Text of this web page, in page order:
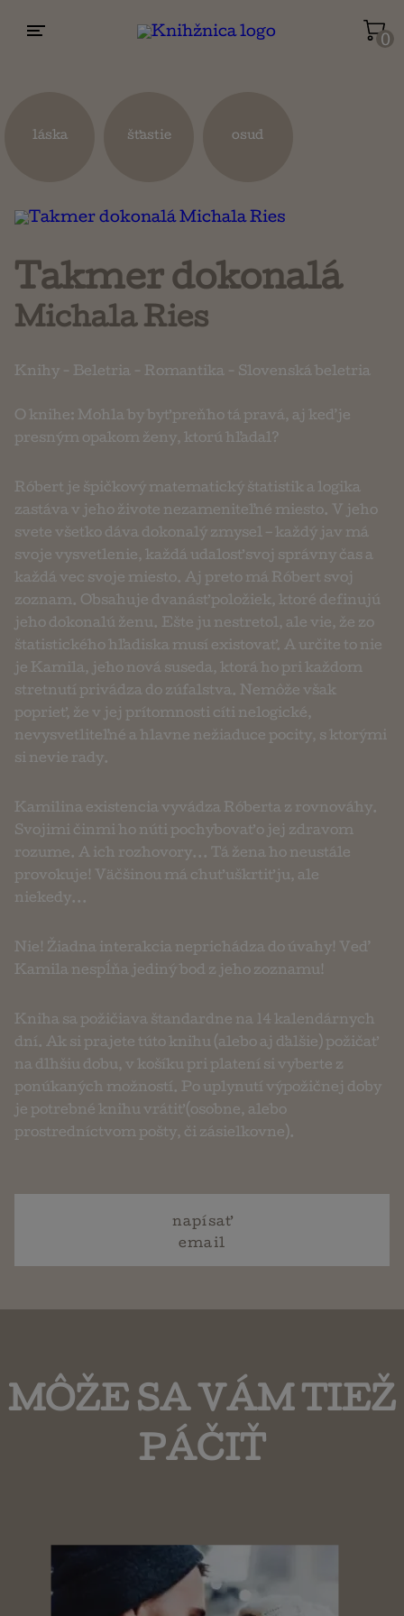
0
láska šťastie osud
Takmer dokonalá
Michala Ries
Knihy - Beletria - Romantika - Slovenská beletria
O knihe: Mohla by byť preňho tá pravá, aj keď je
presným opakom ženy, ktorú hľadal?
Róbert je špičkový matematický štatistik a logika
zastáva v jeho živote nezameniteľné miesto. V jeho
svete všetko dáva dokonalý zmysel – každý jav má
svoje vysvetlenie, každá udalosť svoj správny čas a
každá vec svoje miesto. Aj preto má Róbert svoj
zoznam. Obsahuje dvanásť položiek, ktoré definujú
jeho dokonalú ženu. Ešte ju nestretol, ale vie, že zo
štatistického hľadiska musí existovať. A určite to nie
je Kamila, jeho nová suseda, ktorá ho pri každom
stretnutí privádza do zúfalstva. Nemôže však
poprieť, že v jej prítomnosti cíti nelogické,
nevysvetliteľné a hlavne nežiaduce pocity, s ktorými
si nevie rady.
Kamilina existencia vyvádza Róberta z rovnováhy.
Svojimi činmi ho núti pochybovať o jej zdravom
rozume. A ich rozhovory... Tá žena ho neustále
provokuje! Väčšinou má chuť uškrtiť ju, ale
niekedy...
Nie! Žiadna interakcia neprichádza do úvahy! Veď
Kamila nespĺňa jediný bod z jeho zoznamu!
Kniha sa požičiava štandardne na 14 kalendárnych
dní. Ak si prajete túto knihu (alebo aj ďalšie) požičať
na dlhšiu dobu, v košíku pri platení si vyberte z
ponúkaných možností. Po uplynutí výpožičnej doby
je potrebné knihu vrátiť (osobne, alebo
prostredníctvom pošty, či zásielkovne).
napísať
email
MÔŽE SA VÁM TIEŽ
PÁČIŤ